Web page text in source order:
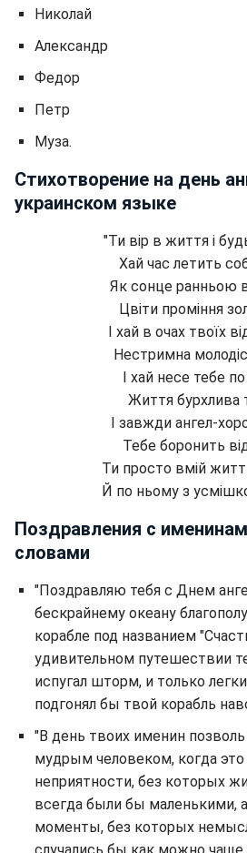
Николай
Александр
Федор
Петр
Муза.
Стихотворение на день
украинском языке
"Ти вір в життя і
Хай час летить
Як сонце ранньою
Цвіти проміння
І хай в очах твоїх
Нестримна
І хай несе тебе по
Життя бурхлива
І завжди ангел-
Тебе боронить
Ти просто вмій
Й по ньому з
Поздравления с
словами
"Поздравляю тебя с Днем
бескрайнему океану
корабле под названием
удивительном путешествии
испугал шторм, и только
подгонял бы твой корабль
"В день твоих именин
мудрым человеком, когда
неприятности, без которых
всегда были бы маленькими,
моменты, без которых